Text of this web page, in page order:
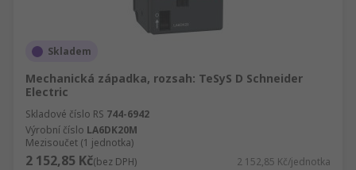
Skladem
Mechanická západka, rozsah: TeSyS D Schneider
Electric
Skladové číslo RS 744-6942
Výrobní číslo LA6DK20M
Mezisoučet (1 jednotka)
2 152,85 Kč(bez DPH) 2 152,85 Kč/jednotka